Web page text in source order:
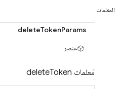
المعلمات
deleteTokenParams
عنصر
مَعلمات deleteToken